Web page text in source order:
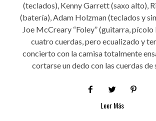
(teclados), Kenny Garrett (saxo alto),
(batería), Adam Holzman (teclados y
Joe McCreary “Foley” (guitarra,
cuatro cuerdas, pero ecualizado y
concierto con la camisa totalmente
cortarse un dedo con las cuerdas de
Leer Más